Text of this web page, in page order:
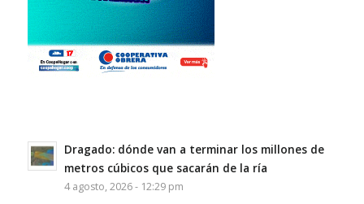
Dragado: dónde van a terminar los millones de
metros cúbicos que sacarán de la ría
4 agosto, 2026 - 12:29 pm